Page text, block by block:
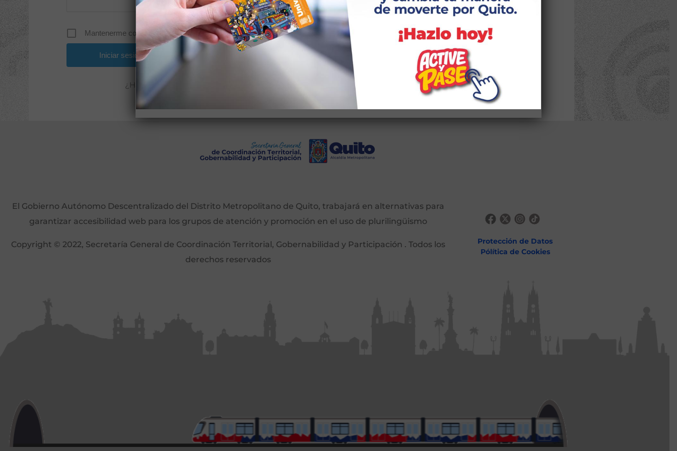
Mantenerme conectado
Registro
¿Has olvidado tu contraseña?
El Gobierno Autónomo Descentralizado del Distrito Metropolitano de Quito, trabajará en alternativas para
garantizar accesibilidad web para los grupos de atención y promoción en el uso de plurilingüismo
Copyright © 2022, Secretaría General de Coordinación Territorial, Gobernabilidad y Participación . Todos los
derechos reservados
Protección de Datos
Pólítica de Cookies